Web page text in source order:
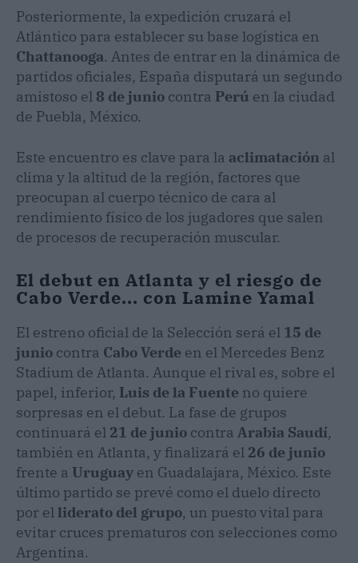
Posteriormente, la expedición cruzará el
Atlántico para establecer su base logística en
Chattanooga. Antes de entrar en la dinámica de
partidos oficiales, España disputará un segundo
amistoso el 8 de junio contra Perú en la ciudad
de Puebla, México.
Este encuentro es clave para la aclimatación al
clima y la altitud de la región, factores que
preocupan al cuerpo técnico de cara al
rendimiento físico de los jugadores que salen
de procesos de recuperación muscular.
El debut en Atlanta y el riesgo de
Cabo Verde... con Lamine Yamal
El estreno oficial de la Selección será el 15 de
junio contra Cabo Verde en el Mercedes Benz
Stadium de Atlanta. Aunque el rival es, sobre el
papel, inferior, Luis de la Fuente no quiere
sorpresas en el debut. La fase de grupos
continuará el 21 de junio contra Arabia Saudí,
también en Atlanta, y finalizará el 26 de junio
frente a Uruguay en Guadalajara, México. Este
último partido se prevé como el duelo directo
por elliderato del grupo, un puesto vital para
evitar cruces prematuros con selecciones como
Argentina.